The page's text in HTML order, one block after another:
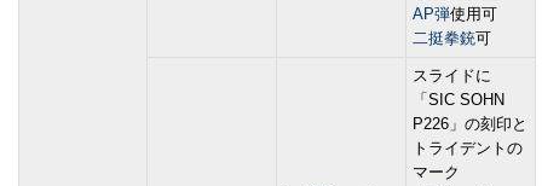
AP弾使用可
二挺拳銃可
スライドに
「SIC SOHN
P226」の刻印と
トライデントの
マーク